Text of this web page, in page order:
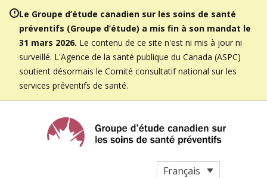
Le Groupe d’étude canadien sur les soins de santé
préventifs (Groupe d’étude) a mis fin à son mandat le
31 mars 2026. Le contenu de ce site n'est ni mis à jour ni
surveillé. L'Agence de la santé publique du Canada (ASPC)
soutient désormais le Comité consultatif national sur les
services préventifs de santé.
Français